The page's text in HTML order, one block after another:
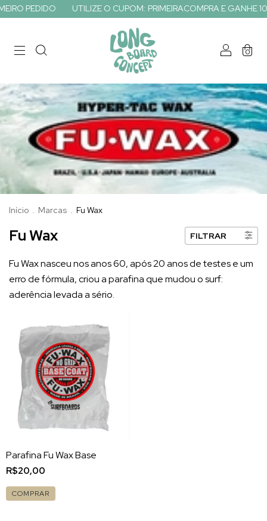
PEDIDO UTILIZE O CUPOM: PRIMEIRACOMPRA E GANHE
0
Início . Marcas . Fu Wax
Fu Wax FILTRAR
Fu Wax nasceu nos anos 60, após 20 anos de testes e um
erro de fórmula, criou a parafina que mudou o surf:
aderência levada a sério.
Parafina Fu Wax Base
R$20,00